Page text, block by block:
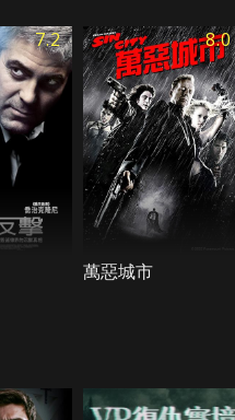
7.2 8.0
萬惡城市